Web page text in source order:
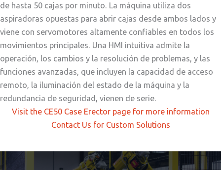
de hasta 50 cajas por minuto. La máquina utiliza dos
aspiradoras opuestas para abrir cajas desde ambos lados y
viene con servomotores altamente confiables en todos los
movimientos principales. Una HMI intuitiva admite la
operación, los cambios y la resolución de problemas, y las
funciones avanzadas, que incluyen la capacidad de acceso
remoto, la iluminación del estado de la máquina y la
redundancia de seguridad, vienen de serie.
Visit the CE50 Case Erector page for more information
Contact Us for Custom Solutions